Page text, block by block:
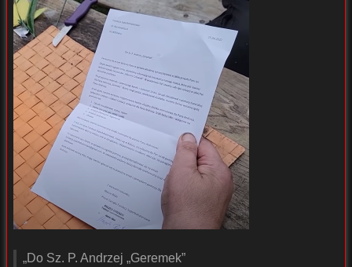
„Do Sz. P. Andrzej „Geremek”